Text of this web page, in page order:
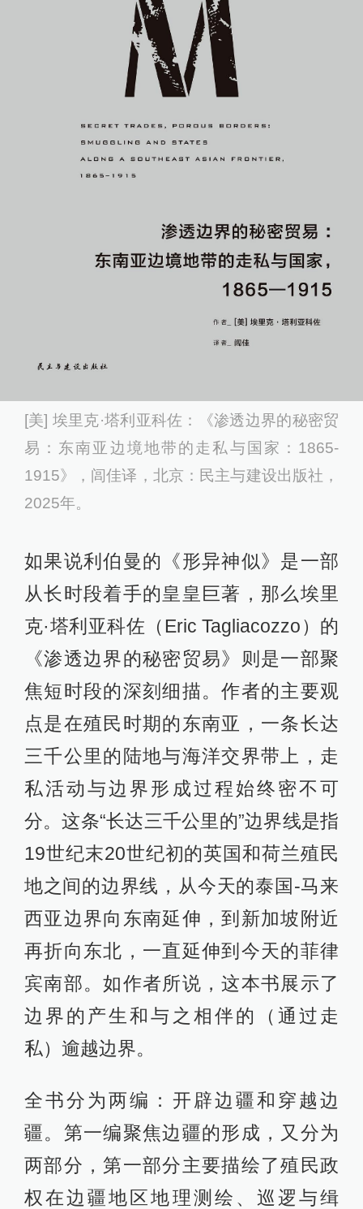
[美] 埃里克·塔利亚科佐：《渗透边界的秘密贸
易：东南亚边境地带的走私与国家：1865-
1915》，闾佳译，北京：民主与建设出版社，
2025年。
如果说利伯曼的《形异神似》是一部
从长时段着手的皇皇巨著，那么埃里
克·塔利亚科佐（Eric Tagliacozzo）的
《渗透边界的秘密贸易》则是一部聚
焦短时段的深刻细描。作者的主要观
点是在殖民时期的东南亚，一条长达
三千公里的陆地与海洋交界带上，走
私活动与边界形成过程始终密不可
分。这条“长达三千公里的”边界线是指
19世纪末20世纪初的英国和荷兰殖民
地之间的边界线，从今天的泰国-马来
西亚边界向东南延伸，到新加坡附近
再折向东北，一直延伸到今天的菲律
宾南部。如作者所说，这本书展示了
边界的产生和与之相伴的（通过走
私）逾越边界。
全书分为两编：开辟边疆和穿越边
疆。第一编聚焦边疆的形成，又分为
两部分，第一部分主要描绘了殖民政
权在边疆地区地理测绘、巡逻与缉